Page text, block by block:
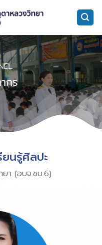
กร
ยนรู้ศิลปะ
ยา (อบจ.ชบ.6)